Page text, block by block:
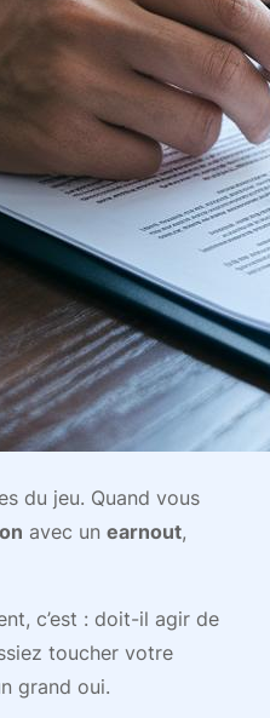
du jeu. Quand vous
avec un earnout,
c’est : doit-il agir de
toucher votre
grand oui.